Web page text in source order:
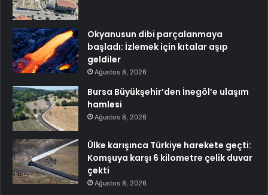
Okyanusun dibi parçalanmaya
başladı: İzlemek için kıtalar aşıp
geldiler
Ağustos 8, 2026
Bursa Büyükşehir’den İnegöl’e ulaşım
hamlesi
Ağustos 8, 2026
Ülke karışınca Türkiye harekete geçti:
Komşuya karşı 6 kilometre çelik duvar
çekti
Ağustos 8, 2026